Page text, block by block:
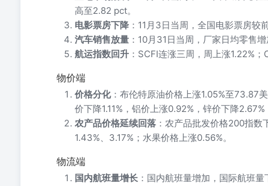
高至2.82 pct。
电影票房下降 ：11月3日当周，全国电影票房较
汽车销售放量 ：10月31日当周，厂家日均零售
航运指数回升 ：SCFI连涨三周，周上涨1.22%
物价端
价格分化：布伦特原油价格上涨1.05%至73.87
价下降1.11%，铝价上涨0.92%，锌价下降
农产品价格延续回落 ：农产品批发价格200指数
1.43%、3.17%；水果价格上涨0.56%。
物流端
国内航班量增长 ：国内航班量增加，国际航班量